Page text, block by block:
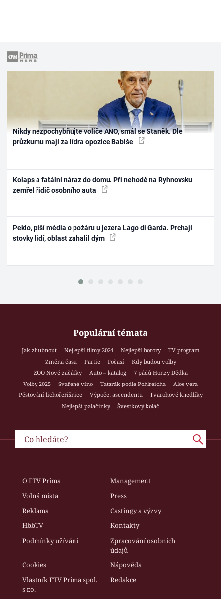
Nikdy nezpochybňujte voliče ANO, smál se Staněk. Dle
průzkumu mají za lídra opozice Babiše
Kolaps a fatální náraz do domu. Při nehodě na Ryhnovsku
zemřel řidič osobního auta
Peklo, píší média o požáru u jezera Lago di Garda. Prchají
stovky lidí, oblast zahalil dým
Populární témata
Jak zhubnout Nejlepší filmy 2024 Nejlepší horory
TV program
Změna času
Partie Počasí
Kdy budou volby
ZOO Nové začátky
Auto – katalog
7 pádů Honzy Dědka
Volby 2025
Svařené víno Tatarák podle Pohlreicha
Aloe vera
Pěstování lichořeřišnice
Výpočet ascendentu
Tvarohové knedlíky
Nejlepší palačinky
Švestkový koláč
O FTV Prima
Management
Volná místa
Press
Reklama
Castingy a výzvy
HbbTV
Kontakty
Podmínky užívání
Zpracování osobních
údajů
Cookies
Nápověda
Vlastník FTV Prima spol.
s r.o.
Redakce